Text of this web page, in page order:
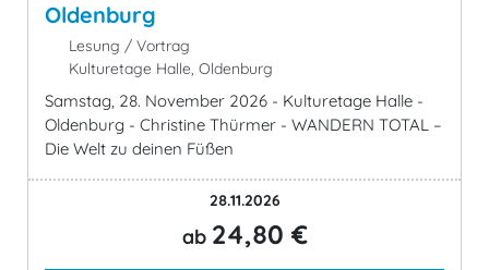
Oldenburg
Lesung / Vortrag
Kulturetage Halle, Oldenburg
Samstag, 28. November 2026 - Kulturetage Halle -
Oldenburg - Christine Thürmer - WANDERN TOTAL –
Die Welt zu deinen Füßen
28.11.2026
ab 24,80 €